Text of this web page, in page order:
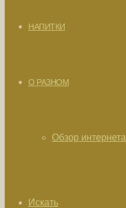
НАПИТКИ
О РАЗНОМ
Обзор интернета
Искать